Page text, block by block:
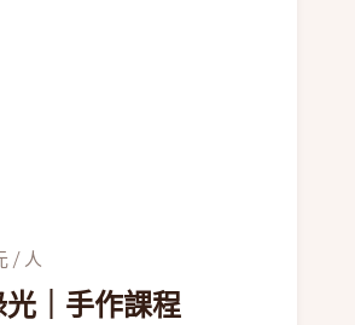
/ 人
光 ｜手作課程